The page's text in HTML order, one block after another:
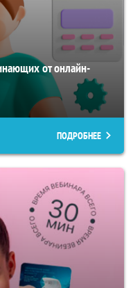
от онлайн-
ПОДРОБНЕЕ